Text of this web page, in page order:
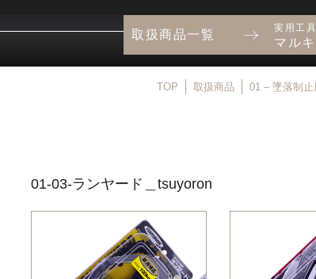
取扱商品一覧 実用工
マル
TOP 取扱商品 01 – 墜落制
01-03-ランヤード＿tsuyoron